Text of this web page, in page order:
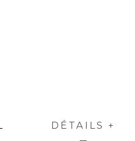
DÉTAILS +